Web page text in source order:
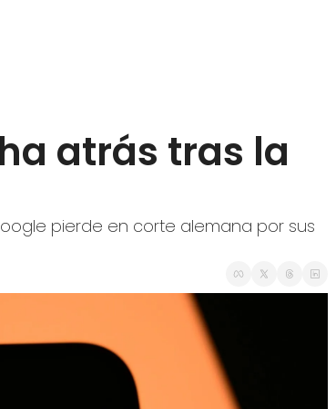
atrás tras la
pierde en corte alemana por sus